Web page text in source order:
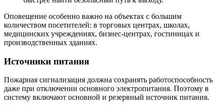
Оповещение особенно важно на объектах с большим
количеством посетителей: в торговых центрах, школах,
медицинских учреждениях, бизнес-центрах, гостиницах и
производственных зданиях.
Источники питания
Пожарная сигнализация должна сохранять работоспособность
даже при отключении основного электропитания. Поэтому в
систему включают основной и резервный источник питания.